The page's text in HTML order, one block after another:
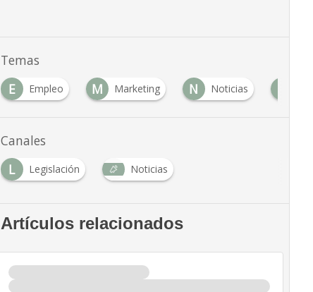
Temas
E Empleo M Marketing N Noticias
Canales
L
Legislación Noticias
Artículos relacionados